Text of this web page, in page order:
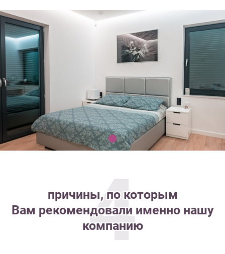
4
причины, по которым
Вам рекомендовали именно нашу
компанию